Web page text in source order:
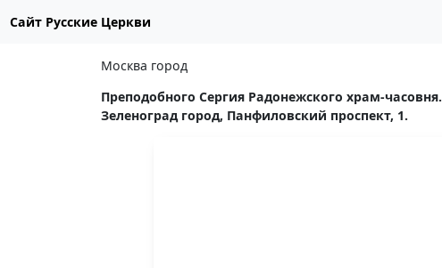
Сайт Русские Церкви
Москва город
Преподобного Сергия Радонежского храм-часовня.
Зеленоград город, Панфиловский проспект, 1.